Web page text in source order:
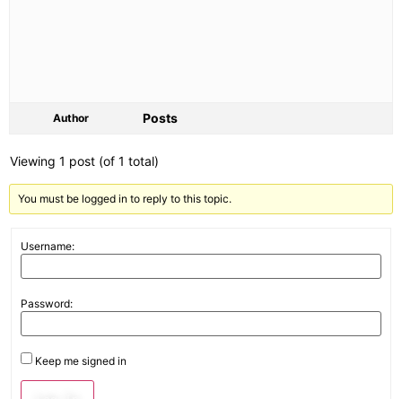
Author Posts
Viewing 1 post (of 1 total)
You must be logged in to reply to this topic.
Username:
Password:
Keep me signed in